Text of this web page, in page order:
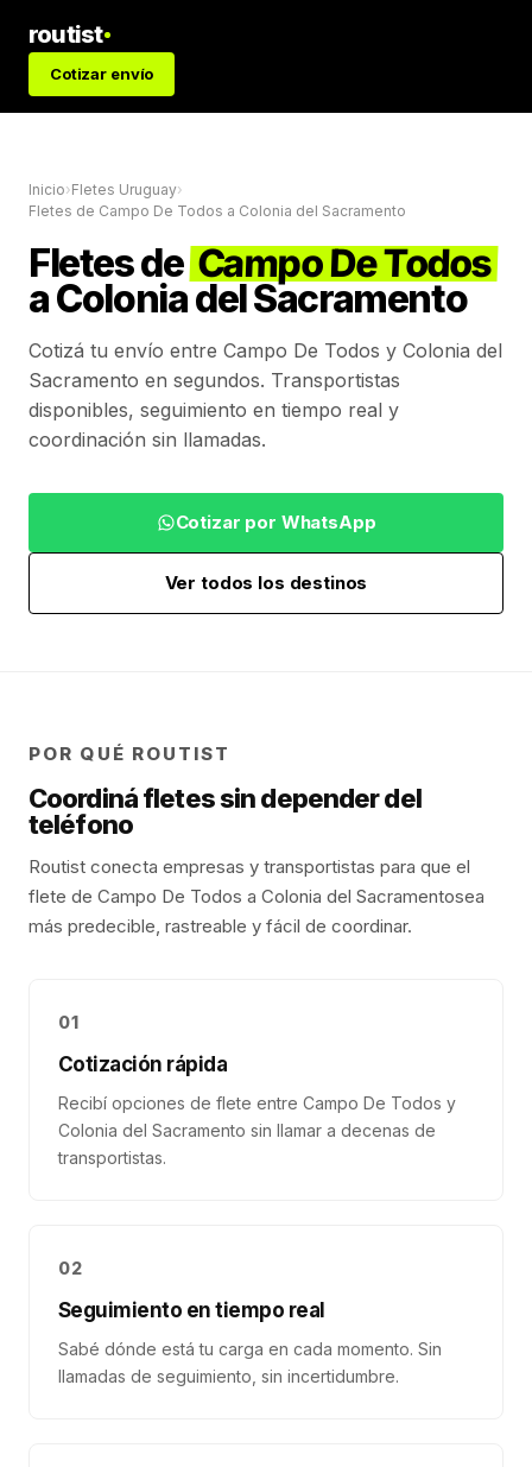
routist
Cotizar envío
Inicio›Fletes Uruguay›
Fletes de Campo De Todos a Colonia del Sacramento
Fletes de Campo De Todos
aColonia del Sacramento
Cotizá tu envío entre Campo De Todos y Colonia del
Sacramento en segundos. Transportistas
disponibles, seguimiento en tiempo real y
coordinación sin llamadas.
Cotizar por WhatsApp
Ver todos los destinos
POR QUÉ ROUTIST
Coordiná fletes sin depender del
teléfono
Routist conecta empresas y transportistas para que el
flete de Campo De Todos a Colonia del Sacramentosea
más predecible, rastreable y fácil de coordinar.
01
Cotización rápida
Recibí opciones de flete entre Campo De Todos y
Colonia del Sacramento sin llamar a decenas de
transportistas.
02
Seguimiento en tiempo real
Sabé dónde está tu carga en cada momento. Sin
llamadas de seguimiento, sin incertidumbre.